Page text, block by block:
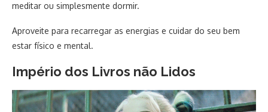
meditar ou simplesmente dormir.
Aproveite para recarregar as energias e cuidar do seu bem
estar físico e mental.
Império dos Livros não Lidos